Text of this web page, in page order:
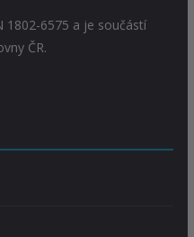
1802-6575 a je součástí
ČR.